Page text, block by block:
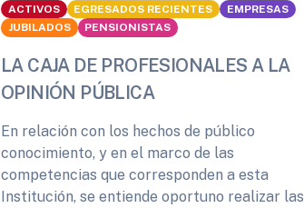
ACTIVOS EGRESADOS RECIENTES
EMPRESAS
JUBILADOS
PENSIONISTAS
LA CAJA DE PROFESIONALES A LA
OPINIÓN PÚBLICA
En relación con los hechos de público
conocimiento, y en el marco de las
competencias que corresponden a esta
Institución, se entiende oportuno realizar las